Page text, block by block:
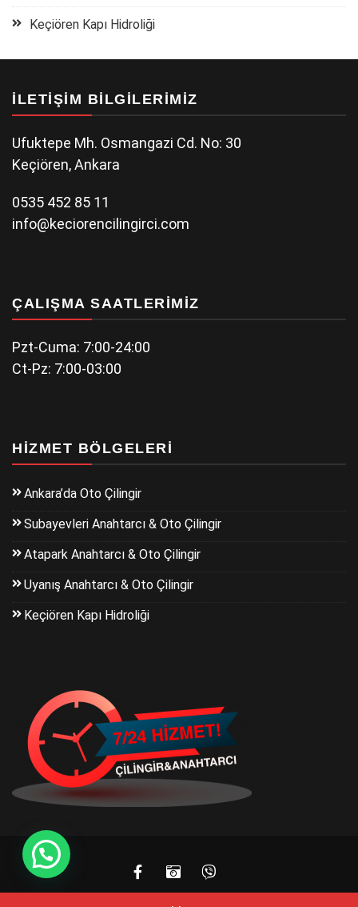
Keçiören Kapı Hidroliği
İLETIŞIM BILGILERIMIZ
Ufuktepe Mh. Osmangazi Cd. No: 30
Keçiören, Ankara
0535 452 85 11
info@keciorencilingirci.com
ÇALIŞMA SAATLERIMIZ
Pzt-Cuma: 7:00-24:00
Ct-Pz: 7:00-03:00
HIZMET BÖLGELERI
Ankara’da Oto Çilingir
Subayevleri Anahtarcı & Oto Çilingir
Atapark Anahtarcı & Oto Çilingir
Uyanış Anahtarcı & Oto Çilingir
Keçiören Kapı Hidroliği